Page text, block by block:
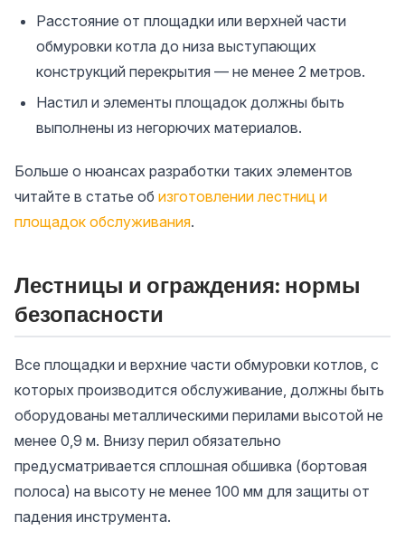
Расстояние от площадки или верхней части
обмуровки котла до низа выступающих
конструкций перекрытия — не менее 2 метров.
Настил и элементы площадок должны быть
выполнены из негорючих материалов.
Больше о нюансах разработки таких элементов
читайте в статье об изготовлении лестниц и
площадок обслуживания.
Лестницы и ограждения: нормы
безопасности
Все площадки и верхние части обмуровки котлов, с
которых производится обслуживание, должны быть
оборудованы металлическими перилами высотой не
менее 0,9 м. Внизу перил обязательно
предусматривается сплошная обшивка (бортовая
полоса) на высоту не менее 100 мм для защиты от
падения инструмента.